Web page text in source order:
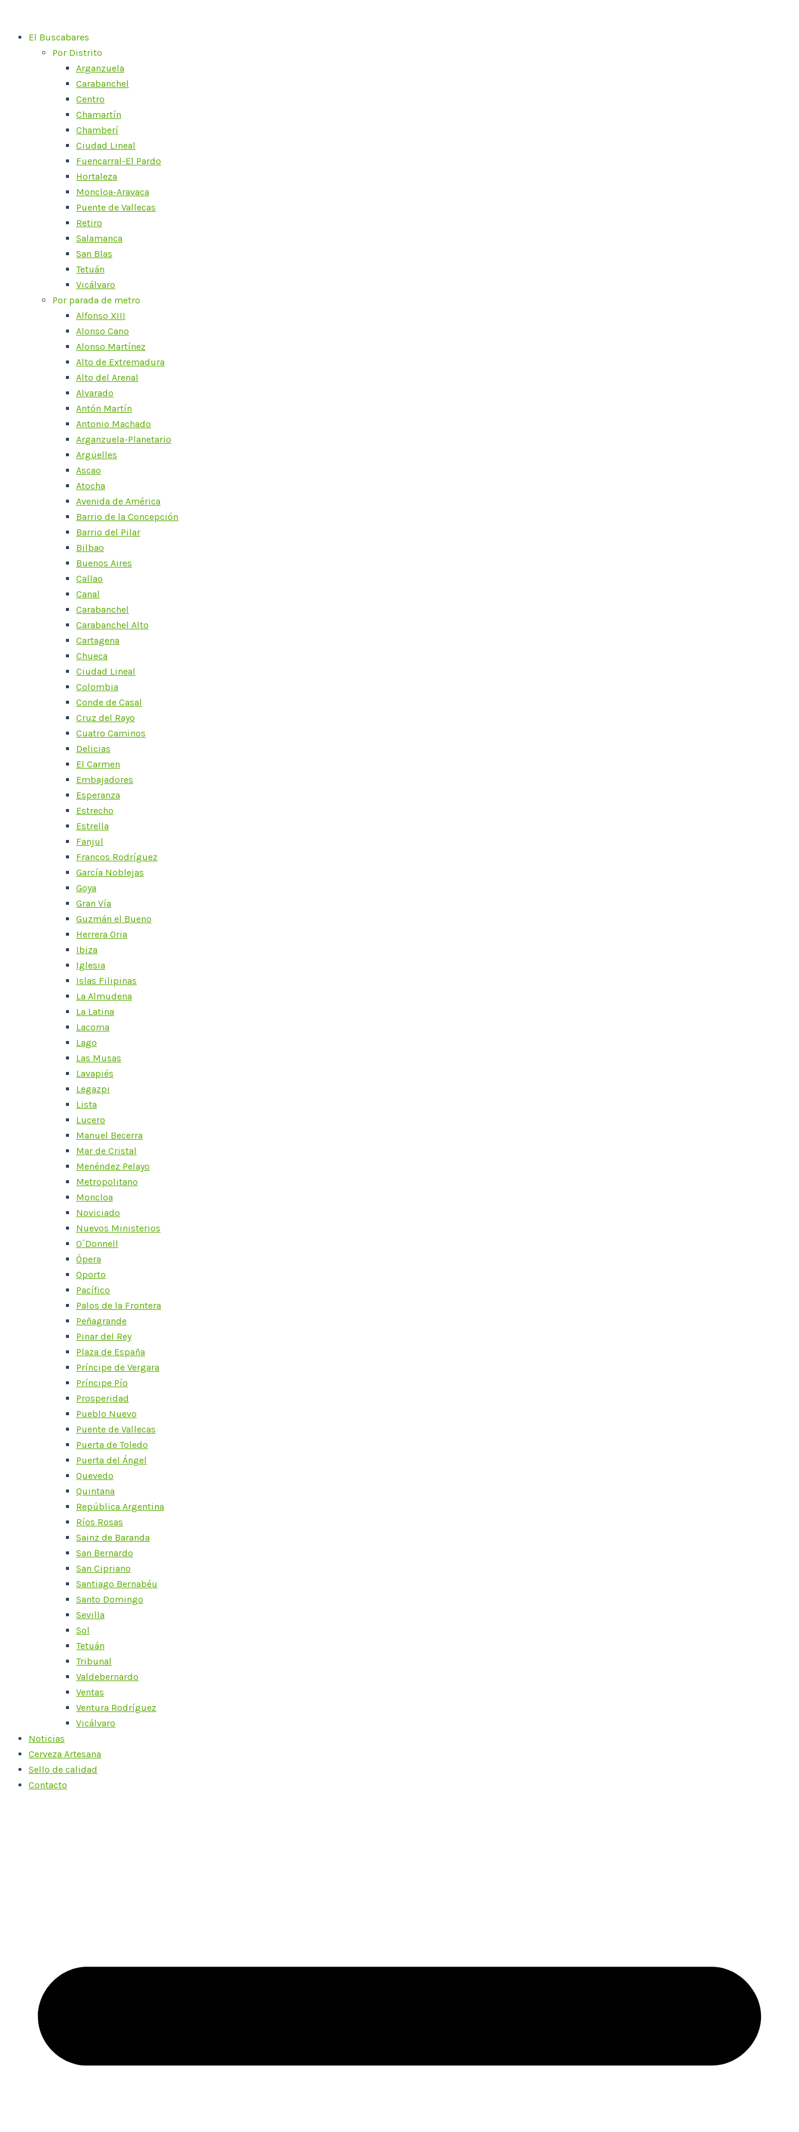
contenidoEl Buscabares
Por Distrito
Arganzuela
Carabanchel
Centro
Chamartín
Chamberí
Ciudad Lineal
Fuencarral-El Pardo
Hortaleza
Moncloa-Aravaca
Puente de Vallecas
Retiro
Salamanca
San Blas
Tetuán
Vicálvaro
Por parada de metro
Alfonso XIII
Alonso Cano
Alonso Martínez
Alto de Extremadura
Alto del Arenal
Alvarado
Antón Martín
Antonio Machado
Arganzuela-Planetario
Argüelles
Ascao
Atocha
Avenida de América
Barrio de la Concepción
Barrio del Pilar
Bilbao
Buenos Aires
Callao
Canal
Carabanchel
Carabanchel Alto
Cartagena
Chueca
Ciudad Lineal
Colombia
Conde de Casal
Cruz del Rayo
Cuatro Caminos
Delicias
El Carmen
Embajadores
Esperanza
Estrecho
Estrella
Fanjul
Francos Rodríguez
García Noblejas
Goya
Gran Vía
Guzmán el Bueno
Herrera Oria
Ibiza
Iglesia
Islas Filipinas
La Almudena
La Latina
Lacoma
Lago
Las Musas
Lavapiés
Legazpi
Lista
Lucero
Manuel Becerra
Mar de Cristal
Menéndez Pelayo
Metropolitano
Moncloa
Noviciado
Nuevos Ministerios
O´Donnell
Ópera
Oporto
Pacífico
Palos de la Frontera
Peñagrande
Pinar del Rey
Plaza de España
Príncipe de Vergara
Príncipe Pío
Prosperidad
Pueblo Nuevo
Puente de Vallecas
Puerta de Toledo
Puerta del Ángel
Quevedo
Quintana
República Argentina
Ríos Rosas
Sainz de Baranda
San Bernardo
San Cipriano
Santiago Bernabéu
Santo Domingo
Sevilla
Sol
Tetuán
Tribunal
Valdebernardo
Ventas
Ventura Rodríguez
Vicálvaro
Noticias
Cerveza Artesana
Sello de calidad
Contacto